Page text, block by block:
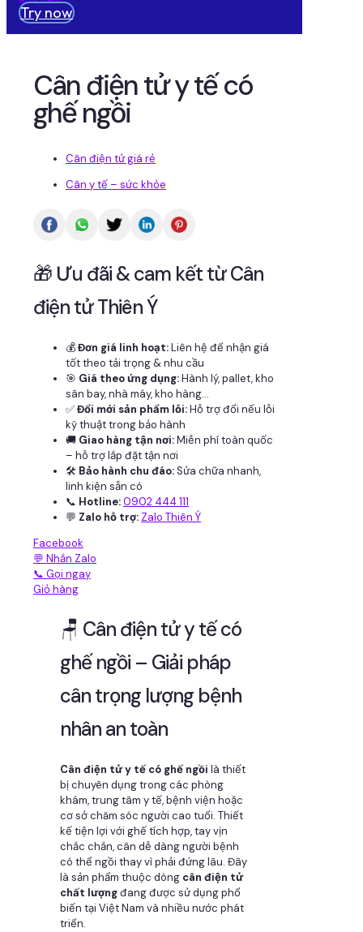
Try now
Cân điện tử y tế có
ghế ngồi
Cân điện tử giá rẻ
Cân y tế – sức khỏe
🎁 Ưu đãi & cam kết từ Cân
điện tử Thiên Ý
💰Đơn giá linh hoạt:Liên hệ để nhận giá
tốt theo tải trọng & nhu cầu
🎯 Giá theo ứng dụng:Hành lý, pallet, kho
sân bay, nhà máy, kho hàng...
✅Đổi mới sản phẩm lỗi:Hỗ trợ đổi nếu lỗi
kỹ thuật trong bảo hành
🚚 Giao hàng tận nơi:Miễn phí toàn quốc
– hỗ trợ lắp đặt tận nơi
🛠 Bảo hành chu đáo:Sửa chữa nhanh,
linh kiện sẵn có
📞 Hotline:0902 444 111
💬 Zalo hỗ trợ: Zalo Thiên Ý
Facebook
💬 Nhắn Zalo
📞 Gọi ngay
Giỏ hàng
🪑 Cân điện tử y tế có
ghế ngồi – Giải pháp
cân trọng lượng bệnh
nhân an toàn
Cân điện tử y tế có ghế ngồi là thiết
bị chuyên dụng trong các phòng
khám, trung tâm y tế, bệnh viện hoặc
cơ sở chăm sóc người cao tuổi. Thiết
kế tiện lợi với ghế tích hợp, tay vịn
chắc chắn, cân dễ dàng người bệnh
có thể ngồi thay vì phải đứng lâu. Đây
là sản phẩm thuộc dòng cân điện tử
chất lượngđang được sử dụng phổ
biến tại Việt Nam và nhiều nước phát
triển.